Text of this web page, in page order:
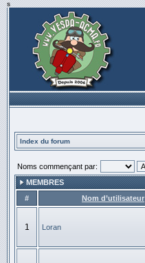
s
Index du forum
Noms commençant par:
MEMBRES
#
Nom d’utilisateur
1 Loran